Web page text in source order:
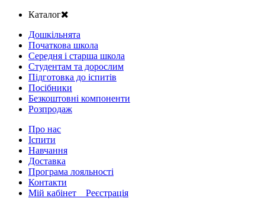
Каталог
Дошкільнята
Початкова школа
Середня і старша школа
Студентам та дорослим
Підготовка до іспитів
Посібники
Безкоштовні компоненти
Розпродаж
Про нас
Іспити
Навчання
Доставка
Програма лояльності
Контакти
Мій кабінет Реєстрація